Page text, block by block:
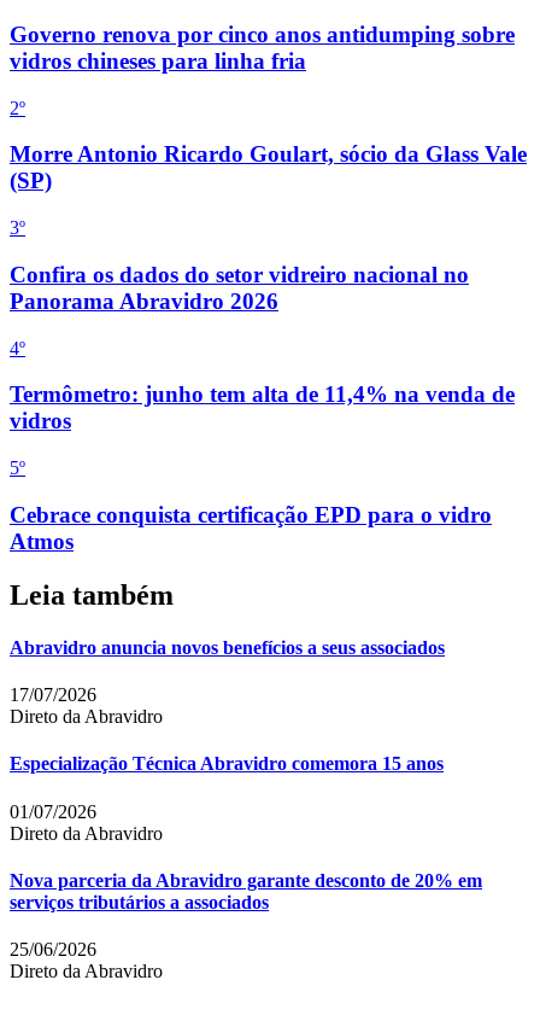
Governo renova por cinco anos antidumping sobre
vidros chineses para linha fria
2º
Morre Antonio Ricardo Goulart, sócio da Glass Vale
(SP)
3º
Confira os dados do setor vidreiro nacional no
Panorama Abravidro 2026
4º
Termômetro: junho tem alta de 11,4% na venda de
vidros
5º
Cebrace conquista certificação EPD para o vidro
Atmos
Leia também
Abravidro anuncia novos benefícios a seus associados
17/07/2026
Direto da Abravidro
Especialização Técnica Abravidro comemora 15 anos
01/07/2026
Direto da Abravidro
Nova parceria da Abravidro garante desconto de 20% em
serviços tributários a associados
25/06/2026
Direto da Abravidro